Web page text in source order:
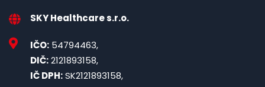
SKY Healthcare s.r.o.
IČO: 54794463,
DIČ:2121893158,
IČ DPH:SK2121893158,